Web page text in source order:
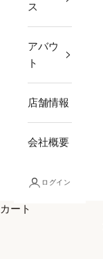
ス
アバウ
ト
店舗情報
会社概要
ログイン
カート